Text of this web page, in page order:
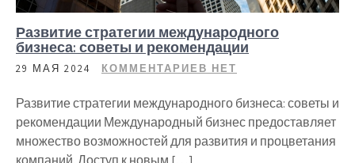
Развитие стратегии международного
бизнеса: советы и рекомендации
29 МАЯ 2024 КОММЕНТАРИЕВ НЕТ
Развитие стратегии международного бизнеса: советы и
рекомендации Международный бизнес предоставляет
множество возможностей для развития и процветания